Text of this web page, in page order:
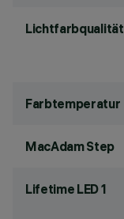
Lichtfarbqualität
Farbtemperatur
MacAdam Step
Lifetime LED 1